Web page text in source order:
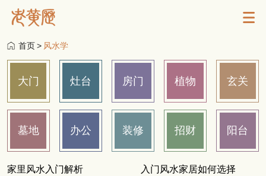
首页> 风水学
大门 灶台 房门 植物 玄关
墓地 办公 装修 招财 阳台
家里风水入门解析 入门风水家居如何选择